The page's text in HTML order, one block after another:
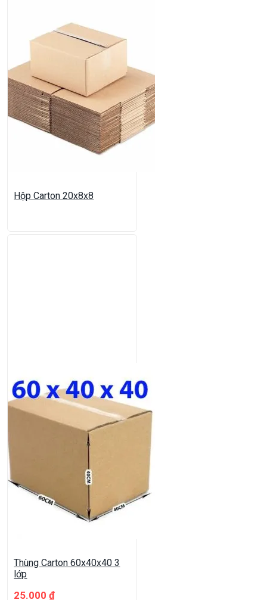
Hộp Carton 20x8x8
Thùng Carton 60x40x40 3
lớp
25.000₫